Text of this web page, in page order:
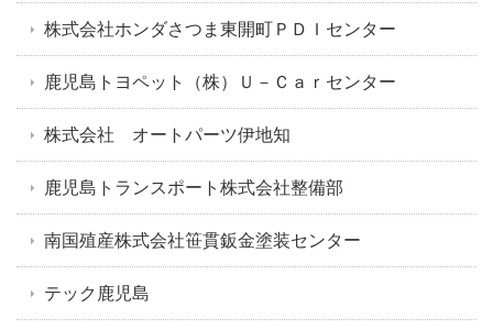
株式会社ホンダさつま東開町ＰＤＩセンター
鹿児島トヨペット（株）Ｕ－Ｃａｒセンター
株式会社 オートパーツ伊地知
鹿児島トランスポート株式会社整備部
南国殖産株式会社笹貫鈑金塗装センター
テック鹿児島